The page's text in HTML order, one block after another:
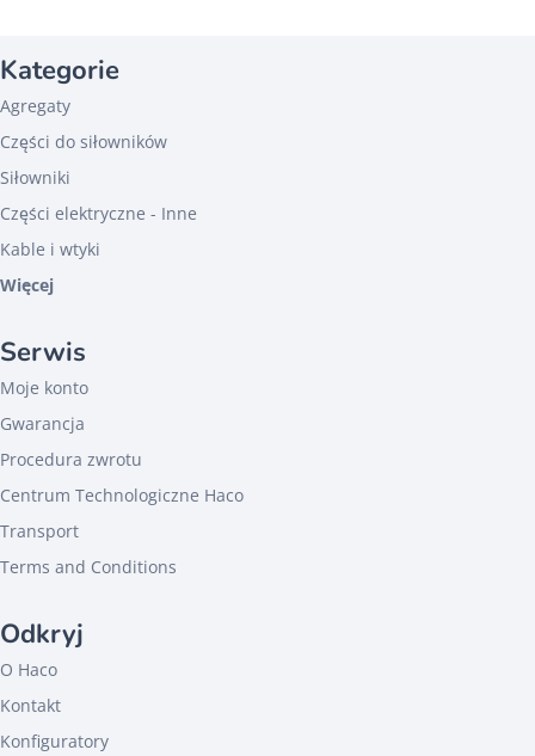
Kategorie
Agregaty
Części do siłowników
Siłowniki
Części elektryczne - Inne
Kable i wtyki
Więcej
Serwis
Moje konto
Gwarancja
Procedura zwrotu
Centrum Technologiczne Haco
Transport
Terms and Conditions
Odkryj
O Haco
Kontakt
Konfiguratory